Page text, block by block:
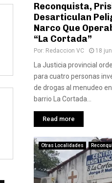
Reconquista,
Desarticulan
Narco Que
“La Cortada”
Por: Redaccion VC 18
La Justicia provincial
para cuatro personas
de drogas al menudeo
barrio La Cortada...
Read more
Otras Localidades